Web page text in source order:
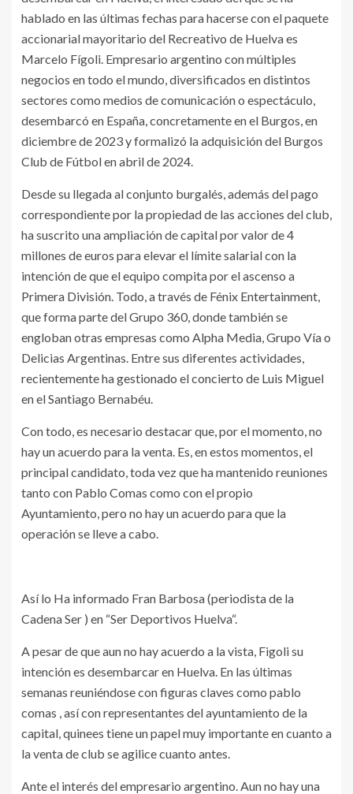
hablado en las últimas fechas para hacerse con el paquete
accionarial mayoritario del Recreativo de Huelva es
Marcelo Fígoli. Empresario argentino con múltiples
negocios en todo el mundo, diversificados en distintos
sectores como medios de comunicación o espectáculo,
desembarcó en España, concretamente en el Burgos, en
diciembre de 2023 y formalizó la adquisición del Burgos
Club de Fútbol en abril de 2024.
Desde su llegada al conjunto burgalés, además del pago
correspondiente por la propiedad de las acciones del club,
ha suscrito una ampliación de capital por valor de 4
millones de euros para elevar el límite salarial con la
intención de que el equipo compita por el ascenso a
Primera División. Todo, a través de Fénix Entertainment,
que forma parte del Grupo 360, donde también se
engloban otras empresas como Alpha Media, Grupo Vía o
Delicias Argentinas. Entre sus diferentes actividades,
recientemente ha gestionado el concierto de Luis Miguel
en el Santiago Bernabéu.
Con todo, es necesario destacar que, por el momento, no
hay un acuerdo para la venta. Es, en estos momentos, el
principal candidato, toda vez que ha mantenido reuniones
tanto con Pablo Comas como con el propio
Ayuntamiento, pero no hay un acuerdo para que la
operación se lleve a cabo.
Así lo Ha informado Fran Barbosa (periodista de la
Cadena Ser ) en “Ser Deportivos Huelva“.
A pesar de que aun no hay acuerdo a la vista, Figoli su
intención es desembarcar en Huelva. En las últimas
semanas reuniéndose con figuras claves como pablo
comas , así con representantes del ayuntamiento de la
capital, quinees tiene un papel muy importante en cuanto a
la venta de club se agilice cuanto antes.
Ante el interés del empresario argentino. Aun no hay una